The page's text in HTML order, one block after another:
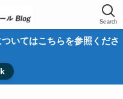
Search
いてはこちらを参照くださ